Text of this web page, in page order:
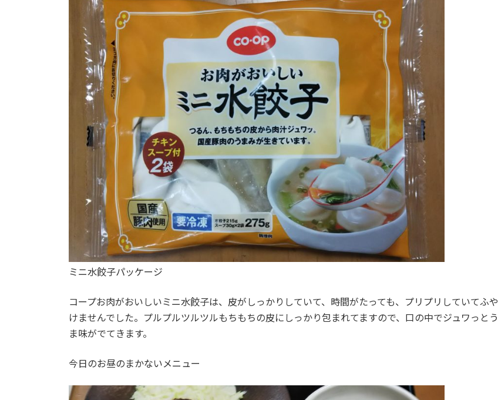
ミニ水餃子パッケージ
コープお肉がおいしいミニ水餃子は、皮がしっかりしていて、時間がたっても、プリプリしていてふや
けませんでした。プルプルツルツルもちもちの皮にしっかり包まれてますので、口の中でジュワっとう
ま味がでてきます。
今日のお昼のまかないメニュー